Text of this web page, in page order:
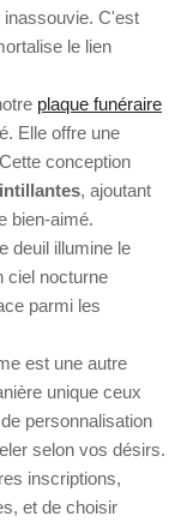
inassouvie. C'est
le lien
plaque funéraire
Elle offre une
conception
, ajoutant
bien-aimé.
deuil illumine le
ciel nocturne
parmi les
est une autre
unique ceux
personnalisation
selon vos désirs.
inscriptions,
et de choisir